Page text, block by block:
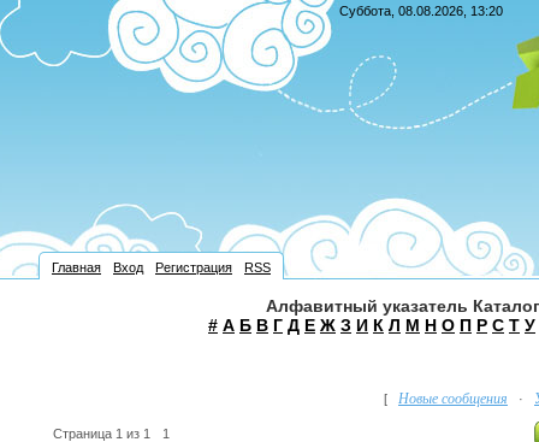
Суббота, 08.08.2026, 13:20
Главная Вход Регистрация RSS
Алфавитный указатель
# А Б В Г Д Е Ж З И К Л М Н О П Р С Т У
[ Новые сообщения ·
Страница 1 из 1
1